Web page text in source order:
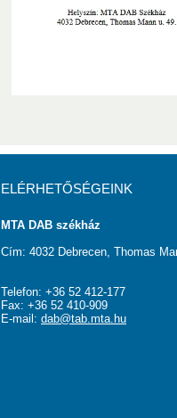
ELÉRHETŐSÉGEINK
MTA DAB székház
Cím: 4032 Debrecen, Thomas
Telefon: +36 52 412-177
Fax: +36 52 410-909
E-mail: dab@tab.mta.hu